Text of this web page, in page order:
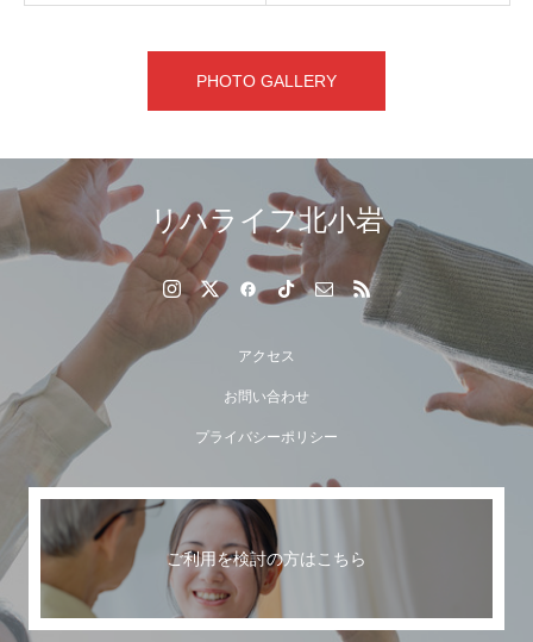
PHOTO GALLERY
リハライフ北小岩
アクセス
お問い合わせ
プライバシーポリシー
ご利用を検討の方はこちら